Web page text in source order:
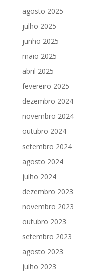
agosto 2025
julho 2025
junho 2025
maio 2025
abril 2025
fevereiro 2025
dezembro 2024
novembro 2024
outubro 2024
setembro 2024
agosto 2024
julho 2024
dezembro 2023
novembro 2023
outubro 2023
setembro 2023
agosto 2023
julho 2023